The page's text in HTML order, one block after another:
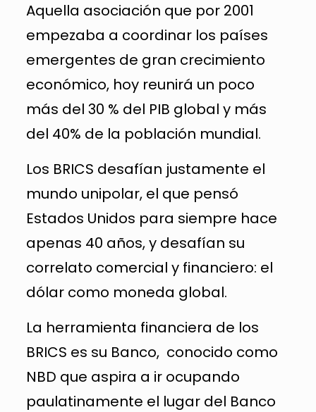
Aquella asociación que por 2001
empezaba a coordinar los países
emergentes de gran crecimiento
económico, hoy reunirá un poco
más del 30 % del PIB global y más
del 40% de la población mundial.
Los BRICS desafían justamente el
mundo unipolar, el que pensó
Estados Unidos para siempre hace
apenas 40 años, y desafían su
correlato comercial y financiero: el
dólar como moneda global.
La herramienta financiera de los
BRICS es su Banco, conocido como
NBD que aspira a ir ocupando
paulatinamente el lugar del Banco